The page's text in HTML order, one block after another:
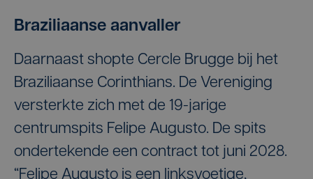
Braziliaanse aanvaller
Daarnaast shopte Cercle Brugge bij het
Braziliaanse Corinthians. De Vereniging
versterkte zich met de 19-jarige
centrumspits Felipe Augusto. De spits
ondertekende een contract tot juni 2028.
“Felipe Augusto is een linksvoetige,